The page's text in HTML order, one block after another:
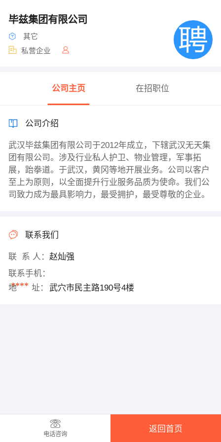
毕兹集团有限公司
其它
私营企业
公司主页 在招职位
公司介绍
武汉毕兹集团有限公司于2012年成立，下辖武汉无天集
团有限公司。涉及行业私人护卫、物业管理，军事拓
展，跆拳道。于武汉，黄冈等地开展业务。公司以客户
至上为原则，以全面提升行业服务品质为使命。我们公
司致力成为最具影响力，最受拥护，最受尊敬的企业。
联系我们
联 系 人： 赵灿强
联系手机：
****
地 址： 武穴市民主路190号4楼
电话咨询
返回首页